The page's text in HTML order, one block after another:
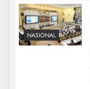
NASIONAL